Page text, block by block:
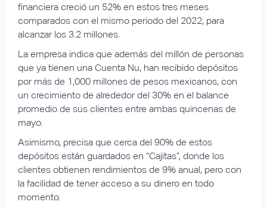
financiera creció un 52% en estos tres meses
comparados con el mismo periodo del 2022, para
alcanzar los 3.2 millones.
La empresa indica que además del millón de personas
que ya tienen una Cuenta Nu, han recibido depósitos
por más de 1,000 millones de pesos mexicanos, con
un crecimiento de alrededor del 30% en el balance
promedio de sus clientes entre ambas quincenas de
mayo.
Asimismo, precisa que cerca del 90% de estos
depósitos están guardados en “Cajitas”, donde los
clientes obtienen rendimientos de 9% anual, pero con
la facilidad de tener acceso a su dinero en todo
momento.